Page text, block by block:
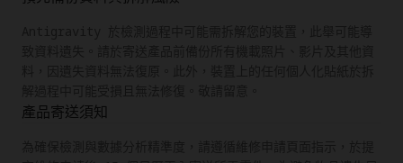
產品寄送須知